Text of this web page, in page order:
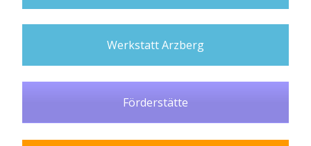
Werkstatt Arzberg
Förderstätte